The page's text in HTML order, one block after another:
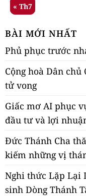
« Th7
BÀI MỚI NHẤT
Phủ phục trước
Cộng hoà Dân chủ
tử vong
Giấc mơ AI phục
đầu tư và lợi
Đức Thánh Cha
kiếm những vị
Nghi thức Lặp Lại
sinh Dòng Thánh